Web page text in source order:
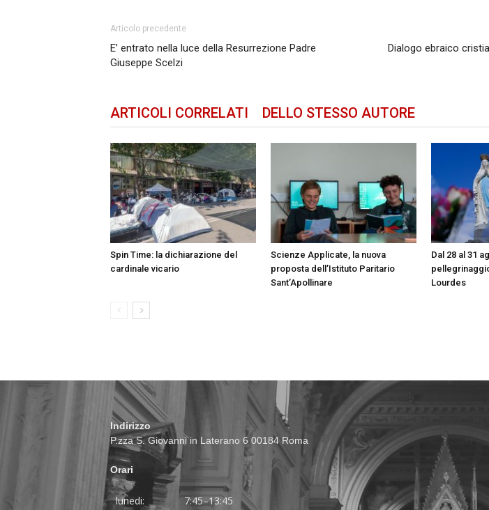
Articolo precedente
E’ entrato nella luce della Resurrezione Padre
Giuseppe Scelzi
Dialogo ebraico
ARTICOLI CORRELATI DELLO STESSO AUTORE
Spin Time: la dichiarazione del
cardinale vicario
Scienze Applicate, la nuova
proposta dell’Istituto Paritario
Sant’Apollinare
Dal 28 al 31
Lourdes
Indirizzo
P.zza S. Giovanni in Laterano 6 00184 Roma
Orari
lunedi: 7:45–13:45